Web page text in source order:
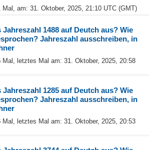
am: 31. Oktober, 2025, 21:10 UTC (GMT)
1488 auf Deutch aus? Wie
Jahreszahl ausschreiben, in
Mal, letztes Mal am: 31. Oktober, 2025, 20:58
1285 auf Deutch aus? Wie
Jahreszahl ausschreiben, in
Mal, letztes Mal am: 31. Oktober, 2025, 20:53